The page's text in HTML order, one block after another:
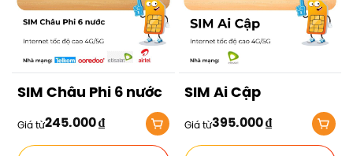
SIM Châu Phi 6 nước
Giá từ245.000₫
SIM Ai Cập
Giá từ395.000₫